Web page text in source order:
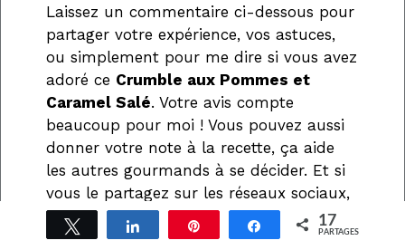
Laissez un commentaire ci-dessous pour
partager votre expérience, vos astuces,
ou simplement pour me dire si vous avez
adoré ce Crumble aux Pommes et
Caramel Salé. Votre avis compte
beaucoup pour moi ! Vous pouvez aussi
donner votre note à la recette, ça aide
les autres gourmands à se décider. Et si
vous le partagez sur les réseaux sociaux,
taggez-moi ! J’adore voir vos réalisations
gourmandes. Pensez aussi à regarder ma
Tweetez Partagez Épingle Partagez17
PARTAGES